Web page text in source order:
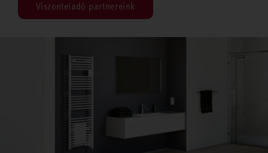
Viszonteladó partnereink